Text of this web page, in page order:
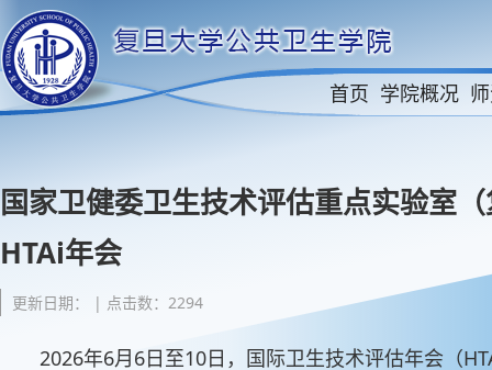
首页 学院概况
国家卫健委卫生技术评估重点实验室
HTAi年会
更新日期： | 点击数：2294
2026年6月6日至10日，国际卫生技术评估年会（